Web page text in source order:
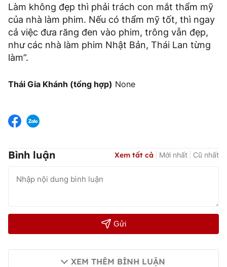
Làm không đẹp thì phải trách con mắt thẩm mỹ
của nhà làm phim. Nếu có thẩm mỹ tốt, thì ngay
cả việc đưa răng đen vào phim, trông vẫn đẹp,
như các nhà làm phim Nhật Bản, Thái Lan từng
làm”.
Thái Gia Khánh (tổng hợp) None
Bình luận Xem tất cả Mới nhất Cũ nhất
Gửi
XEM THÊM BÌNH LUẬN